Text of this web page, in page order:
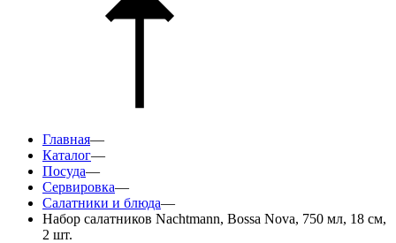
Главная—
Каталог—
Посуда—
Сервировка—
Салатники и блюда—
Набор салатников Nachtmann, Bossa Nova, 750 мл, 18 см,
2 шт.